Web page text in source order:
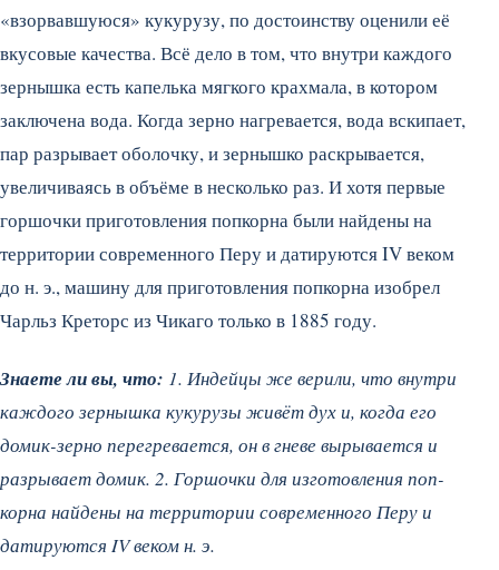
«взорвавшуюся» кукурузу, по достоинству оценили её
вкусовые качества. Всё дело в том, что внутри каждого
зернышка есть капелька мягкого крахмала, в котором
заключена вода. Когда зерно нагревается, вода вскипает,
пар разрывает оболочку, и зернышко раскрывается,
увеличиваясь в объёме в несколько раз. И хотя первые
горшочки приготовления попкорна были найдены на
территории современного Перу и датируются IV веком
до н. э., машину для приготовления попкорна изобрел
Чарльз Креторс из Чикаго только в 1885 году.
Знаете ли вы, что: 1. Индейцы же верили, что внутри
каждого зернышка кукурузы живёт дух и, когда его
домик-зерно перегревается, он в гневе вырывается и
разрывает домик. 2. Горшочки для изготовления поп-
корна найдены на территории современного Перу и
датируются IV веком н. э.